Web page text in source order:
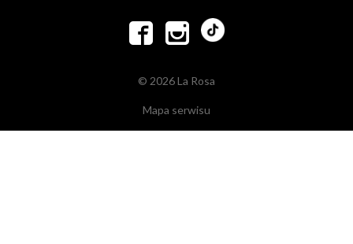
 
© 2026 La Rosa
Mapa serwisu